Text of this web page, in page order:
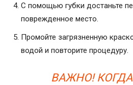
С помощью губки достаньте
поврежденное место.
Промойте загрязненную
водой и повторите процедуру.
ВАЖНО!